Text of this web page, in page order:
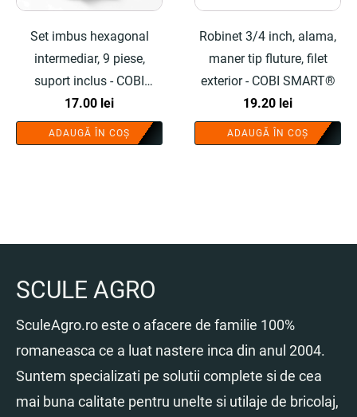
Set imbus hexagonal
intermediar, 9 piese,
suport inclus - COBI
SMART®
17.00 lei
ADAUGĂ ÎN COȘ
Robinet 3/4 inch, alama,
maner tip fluture, filet
exterior - COBI SMART®
19.20 lei
ADAUGĂ ÎN COȘ
SCULE AGRO
SculeAgro.ro este o afacere de familie 100%
romaneasca ce a luat nastere inca din anul 2004.
Suntem specializati pe solutii complete si de cea
mai buna calitate pentru unelte si utilaje de bricolaj,